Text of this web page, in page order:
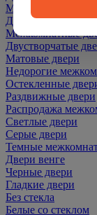
Межкомнатные
Двери со скидкой
Межкомнатные
Двустворчатые
Матовые двери
Недорогие
Остекленные
Раздвижные двери
Распродажа
Светлые двери
Серые двери
Темные
Двери венге
Черные двери
Гладкие двери
Без стекла
Белые со стеклом